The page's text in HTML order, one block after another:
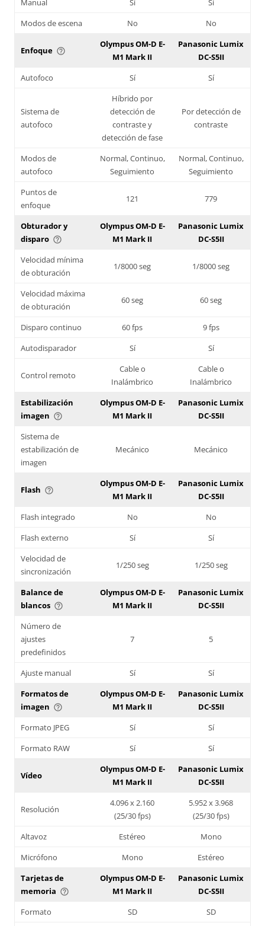
Manual Sí
Sí
Modos de escena
No No
Enfoque help_outline
Olympus OM-D E-
M1 Mark II
Panasonic Lumix
DC-S5II
Autofoco
Sí Sí
Sistema de
autofoco
Híbrido por
detección de
contraste y
detección de fase
Por detección de
contraste
Modos de
autofoco
Normal, Continuo,
Seguimiento
Normal, Continuo,
Seguimiento
Puntos de
enfoque
121 779
Obturador y
disparo help_outline
Olympus OM-D E-
M1 Mark II
Panasonic Lumix
DC-S5II
Velocidad mínima
de obturación
1/8000 seg 1/8000 seg
Velocidad máxima
de obturación
60 seg 60 seg
Disparo continuo 60 fps
9 fps
Autodisparador
Sí Sí
Control remoto
Cable o
Inalámbrico
Cable o
Inalámbrico
Estabilización
imagen help_outline
Olympus OM-D E-
M1 Mark II
Panasonic Lumix
DC-S5II
Sistema de
estabilización de
imagen
Mecánico Mecánico
Flash help_outline
Olympus OM-D E-
M1 Mark II
Panasonic Lumix
DC-S5II
Flash integrado
No
No
Flash externo
Sí
Sí
Velocidad de
sincronización
1/250 seg 1/250 seg
Balance de
blancos help_outline
Olympus OM-D E-
M1 Mark II
Panasonic Lumix
DC-S5II
Número de
ajustes
predefinidos
7 5
Ajuste manual Sí
Sí
Formatos de
imagen help_outline
Olympus OM-D E-
M1 Mark II
Panasonic Lumix
DC-S5II
Formato JPEG
Sí
Sí
Formato RAW
Sí Sí
Vídeo
Olympus OM-D E-
M1 Mark II
Panasonic Lumix
DC-S5II
Resolución
4.096 x 2.160
(25/30 fps)
5.952 x 3.968
(25/30 fps)
Altavoz
Estéreo
Mono
Micrófono
Mono
Estéreo
Tarjetas de
memoria help_outline
Olympus OM-D E-
M1 Mark II
Panasonic Lumix
DC-S5II
Formato
SD
SD